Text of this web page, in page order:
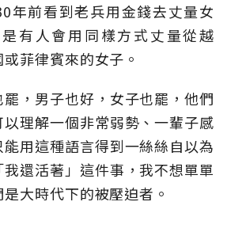
年前看到老兵用金錢去丈量女
有人會用同樣方式丈量從越
菲律賓來的女子。
，男子也好，女子也罷，他們
理解一個非常弱勢、一輩子感
用這種語言得到一絲絲自以為
還活著」這件事，我不想單單
大時代下的被壓迫者。